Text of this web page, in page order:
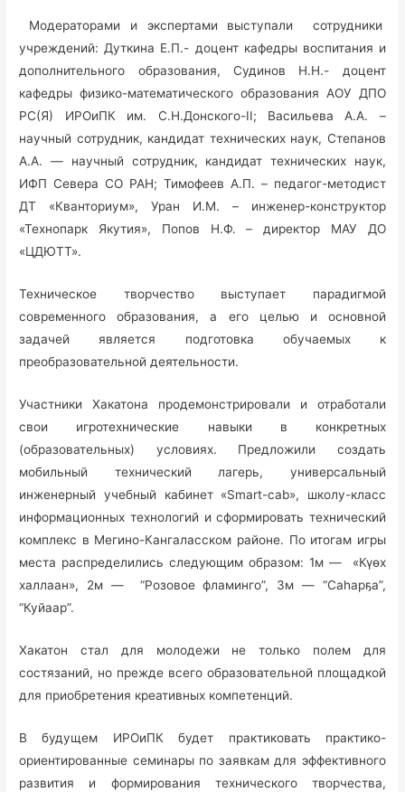
Модераторами и экспертами выступали сотрудники
учреждений: Дуткина Е.П.- доцент кафедры воспитания и
дополнительного образования, Судинов Н.Н.- доцент
кафедры физико-математического образования АОУ ДПО
РС(Я) ИРОиПК им. С.Н.Донского-II; Васильева А.А. –
научный сотрудник, кандидат технических наук, Степанов
А.А. — научный сотрудник, кандидат технических наук,
ИФП Севера СО РАН; Тимофеев А.П. – педагог-методист
ДТ «Кванториум», Уран И.М. – инженер-конструктор
«Технопарк Якутия», Попов Н.Ф. – директор МАУ ДО
«ЦДЮТТ».
Техническое творчество выступает парадигмой
современного образования, а его целью и основной
задачей является подготовка обучаемых к
преобразовательной деятельности.
Участники Хакатона продемонстрировали и отработали
свои игротехнические навыки в конкретных
(образовательных) условиях. Предложили создать
мобильный технический лагерь, универсальный
инженерный учебный кабинет «Smart-cab», школу-класс
информационных технологий и сформировать технический
комплекс в Мегино-Кангаласском районе. По итогам игры
места распределились следующим образом: 1м — «Күөх
халлаан», 2м — “Розовое фламинго”, 3м — “Саһарҕа”,
“Куйаар”.
Хакатон стал для молодежи не только полем для
состязаний, но прежде всего образовательной площадкой
для приобретения креативных компетенций.
В будущем ИРОиПК будет практиковать практико-
ориентированные семинары по заявкам для эффективного
развития и формирования технического творчества,